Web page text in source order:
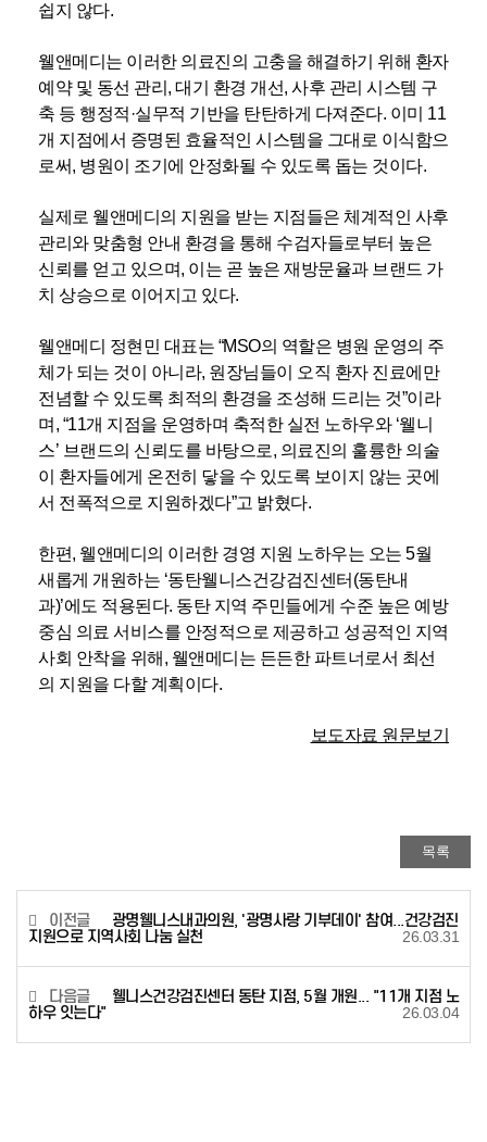
쉽지 않다.
웰앤메디는 이러한 의료진의 고충을 해결하기 위해 환자
예약 및 동선 관리, 대기 환경 개선, 사후 관리 시스템 구
축 등 행정적·실무적 기반을 탄탄하게 다져준다. 이미 11
개 지점에서 증명된 효율적인 시스템을 그대로 이식함으
로써, 병원이 조기에 안정화될 수 있도록 돕는 것이다.
실제로 웰앤메디의 지원을 받는 지점들은 체계적인 사후
관리와 맞춤형 안내 환경을 통해 수검자들로부터 높은
신뢰를 얻고 있으며, 이는 곧 높은 재방문율과 브랜드 가
치 상승으로 이어지고 있다.
웰앤메디 정현민 대표는 “MSO의 역할은 병원 운영의 주
체가 되는 것이 아니라, 원장님들이 오직 환자 진료에만
전념할 수 있도록 최적의 환경을 조성해 드리는 것”이라
며, “11개 지점을 운영하며 축적한 실전 노하우와 ‘웰니
스’ 브랜드의 신뢰도를 바탕으로, 의료진의 훌륭한 의술
이 환자들에게 온전히 닿을 수 있도록 보이지 않는 곳에
서 전폭적으로 지원하겠다”고 밝혔다.
한편, 웰앤메디의 이러한 경영 지원 노하우는 오는 5월
새롭게 개원하는 ‘동탄웰니스건강검진센터(동탄내
과)’에도 적용된다. 동탄 지역 주민들에게 수준 높은 예방
중심 의료 서비스를 안정적으로 제공하고 성공적인 지역
사회 안착을 위해, 웰앤메디는 든든한 파트너로서 최선
의 지원을 다할 계획이다.
보도자료 원문보기
목록
이전글
광명웰니스내과의원, '광명사랑 기부데이' 참여...건강검진
지원으로 지역사회 나눔 실천
26.03.31
다음글
웰니스건강검진센터 동탄 지점, 5월 개원... "11개 지점 노
하우 잇는다"
26.03.04